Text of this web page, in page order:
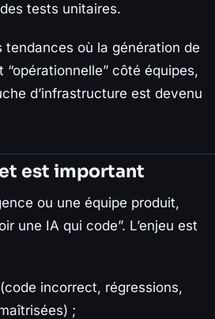
tests unitaires.
tendances où la génération de
côté équipes,
d’infrastructure est devenu
est important
ou une équipe produit,
une IA qui code”. L’enjeu est
incorrect, régressions,
;